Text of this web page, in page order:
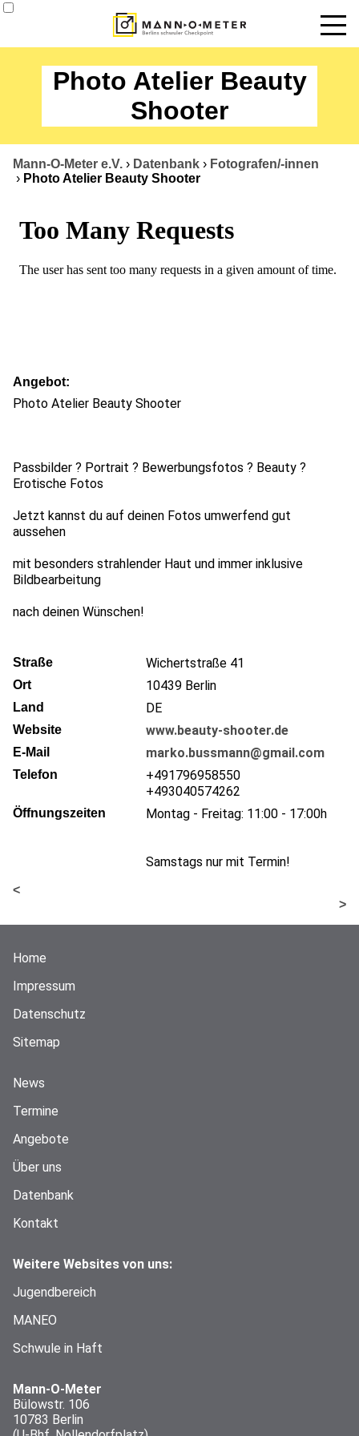
Termine
Über uns
Kontakt
Photo Atelier Beauty
Shooter
Mann-O-Meter e.V. › Datenbank › Fotografen/-innen
› Photo Atelier Beauty Shooter
Angebot
Photo Atelier Beauty Shooter
Passbilder ? Portrait ? Bewerbungsfotos ? Beauty ?
Erotische Fotos
Jetzt kannst du auf deinen Fotos umwerfend gut
aussehen
mit besonders strahlender Haut und immer inklusive
Bildbearbeitung
nach deinen Wünschen!
Straße Wichertstraße 41
Ort 10439 Berlin
Land DE
Website www.beauty-shooter.de
E-Mail marko.bussmann@gmail.com
Telefon
+491796958550
+493040574262
Öffnungszeiten Montag - Freitag: 11:00 - 17:00h
Samstags nur mit Termin!
<
>
Home
Impressum
Datenschutz
Sitemap
News
Termine
Angebote
Über uns
Datenbank
Kontakt
Weitere Websites von uns:
Jugendbereich
MANEO
Schwule in Haft
Mann-O-Meter
Bülowstr. 106
10783 Berlin